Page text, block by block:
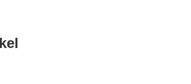
Zuhause zum
Drama in Berlin-